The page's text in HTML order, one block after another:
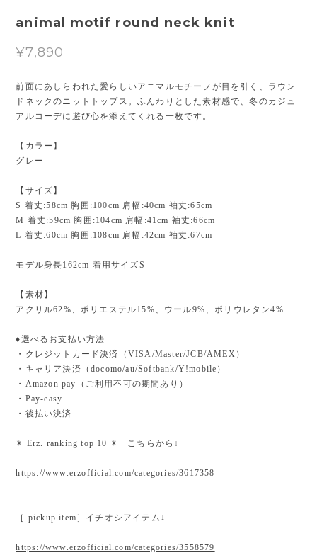
animal motif round neck knit
¥7,890
前面にあしらわれた愛らしいアニマルモチーフが目を引く、ラウン
ドネックのニットトップス。ふんわりとした素材感で、冬のカジュ
アルコーデに遊び心を添えてくれる一枚です。
【カラー】
グレー
【サイズ】
S 着丈:58cm 胸囲:100cm 肩幅:40cm 袖丈:65cm
M 着丈:59cm 胸囲:104cm 肩幅:41cm 袖丈:66cm
L 着丈:60cm 胸囲:108cm 肩幅:42cm 袖丈:67cm
モデル身長162cm 着用サイズS
【素材】
アクリル62%、ポリエステル15%、ウール9%、ポリウレタン4%
♦︎選べるお支払い方法
・クレジットカード決済（VISA/Master/JCB/AMEX）
・キャリア決済（docomo/au/Softbank/Y!mobile）
・Amazon pay（ご利用不可の期間あり）
・Pay-easy
・後払い決済
✴︎ Erz. ranking top 10 ✴︎ こちらから↓
https://www.erzofficial.com/categories/3617358
［ pickup item］イチオシアイテム↓
https://www.erzofficial.com/categories/3558579